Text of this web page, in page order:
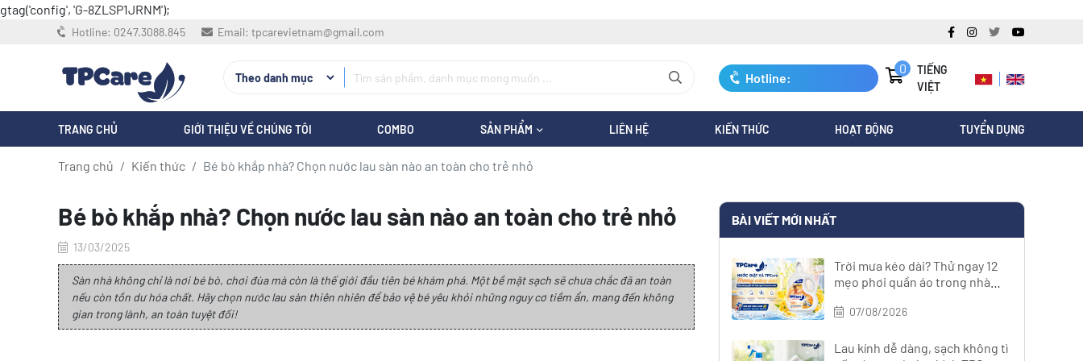
gtag('config', 'G-8ZLSP1JRNM');
Hotline: 0247.3088.845 Email: tpcarevietnam@gmail.com
Hotline:
0247.3088.845
0
TIẾNG
VIỆT
TRANG CHỦ GIỚI THIỆU VỀ CHÚNG TÔI COMBO SẢN PHẨM LIÊN HỆ KIẾN THỨC HOẠT ĐỘNG TUYỂN DỤNG
Trang chủ Kiến thức Bé bò khắp nhà? Chọn nước lau sàn nào an toàn cho trẻ nhỏ
Bé bò khắp nhà? Chọn nước lau sàn nào an toàn cho trẻ nhỏ
13/03/2025
Sàn nhà không chỉ là nơi bé bò, chơi đùa mà còn là thế giới đầu tiên bé khám phá. Một bề mặt sạch sẽ chưa chắc đã an toàn
nếu còn tồn dư hóa chất. Hãy chọn nước lau sàn thiên nhiên để bảo vệ bé yêu khỏi những nguy cơ tiềm ẩn, mang đến không
gian trong lành, an toàn tuyệt đối!
BÀI VIẾT MỚI NHẤT
Trời mưa kéo dài? Thử ngay 12
mẹo phơi quần áo trong nhà
07/08/2026
Lau kính dễ dàng, sạch không tì